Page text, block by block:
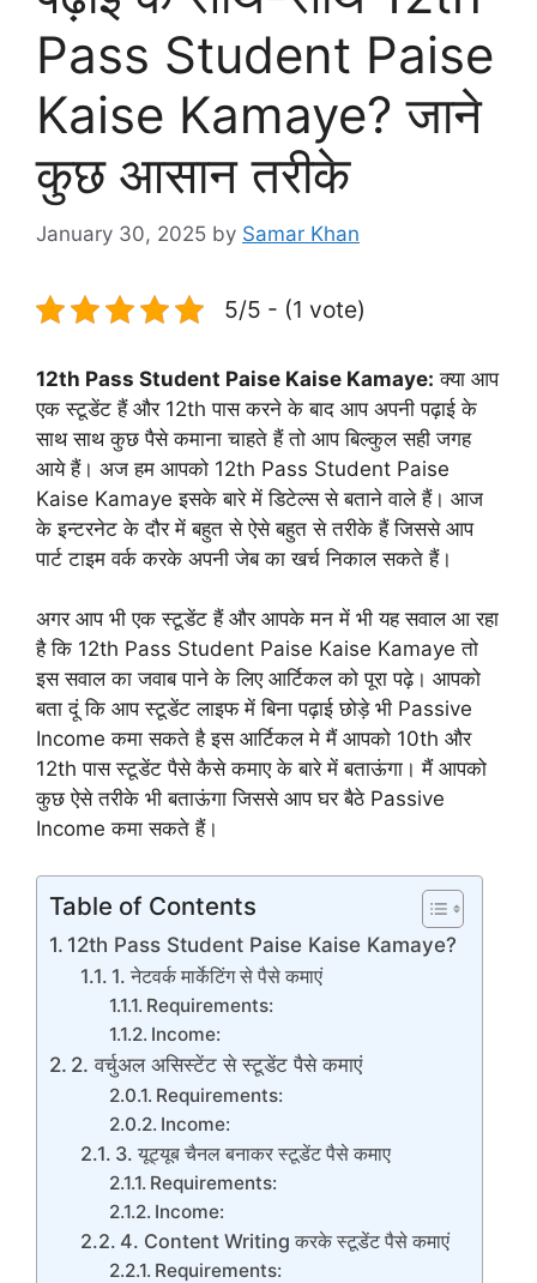
Pass Student Paise
Kaise Kamaye? जाने
कुछ आसान तरीके
January 30, 2025 by Samar Khan
5/5 - (1 vote)
12th Pass Student Paise Kaise Kamaye: क्या आप
एक स्टूडेंट हैं और 12th पास करने के बाद आप अपनी पढ़ाई के
साथ साथ कुछ पैसे कमाना चाहते हैं तो आप बिल्कुल सही जगह
आये हैं। अज हम आपको 12th Pass Student Paise
Kaise Kamaye इसके बारे में डिटेल्स से बताने वाले हैं। आज
के इन्टरनेट के दौर में बहुत से ऐसे बहुत से तरीके हैं जिससे आप
पार्ट टाइम वर्क करके अपनी जेब का खर्च निकाल सकते हैं।
अगर आप भी एक स्टूडेंट हैं और आपके मन में भी यह सवाल आ रहा
है कि 12th Pass Student Paise Kaise Kamaye तो
इस सवाल का जवाब पाने के लिए आर्टिकल को पूरा पढ़े। आपको
बता दूं कि आप स्टूडेंट लाइफ में बिना पढ़ाई छोड़े भी Passive
Income कमा सकते है इस आर्टिकल मे मैं आपको 10th और
12th पास स्टूडेंट पैसे कैसे कमाए के बारे में बताऊंगा। मैं आपको
कुछ ऐसे तरीके भी बताऊंगा जिससे आप घर बैठे Passive
Income कमा सकते हैं।
Table of Contents
12th Pass Student Paise Kaise Kamaye?
1. नेटवर्क मार्केटिंग से पैसे कमाएं
Requirements:
Income:
2. वर्चुअल असिस्टेंट से स्टूडेंट पैसे कमाएं
Requirements:
Income:
3. यूट्यूब चैनल बनाकर स्टूडेंट पैसे कमाए
Requirements:
Income:
4. Content Writing करके स्टूडेंट पैसे कमाएं
Requirements: